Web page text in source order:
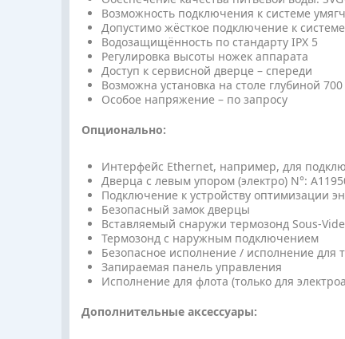
Возможность подключения к системе
Допустимо жёсткое подключение к
Водозащищённость по стандарту IPX 5
Регулировка высоты ножек аппарата
Доступ к сервисной дверце – спереди
Возможна установка на столе глубиной
Особое напряжение – по запросу
Опционально:
Интерфейс Ethernet, например, для
Дверца с левым упором (электро) N°:
Подключение к устройству оптимизации
Безопасный замок дверцы
Вставляемый снаружи термозонд Sous-
Термозонд с наружным подключением
Безопасное исполнение / исполнение для
Запираемая панель управления
Исполнение для флота (только для
Дополнительные аксессуары: